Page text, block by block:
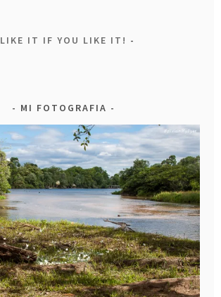
LIKE IT IF YOU LIKE IT!
MI FOTOGRAFIA